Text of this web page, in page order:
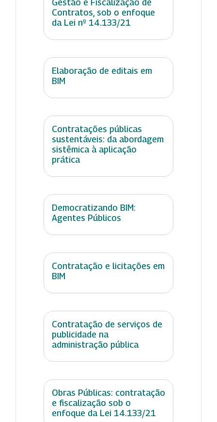
Gestão e Fiscalização de
Contratos, sob o enfoque
da Lei nº 14.133/21
Elaboração de editais em
BIM
Contratações públicas
sustentáveis: da abordagem
sistêmica à aplicação
prática
Democratizando BIM:
Agentes Públicos
Contratação e licitações em
BIM
Contratação de serviços de
publicidade na
administração pública
Obras Públicas: contratação
e fiscalização sob o
enfoque da Lei 14.133/21